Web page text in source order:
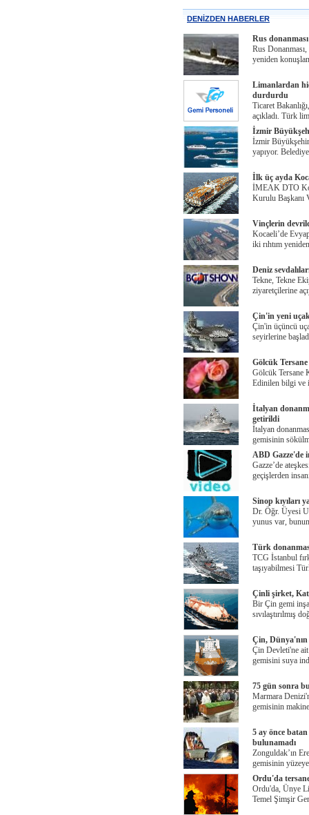
DENİZDEN HABERLER
Rus
Rus
yeniden
Limanlardan
durdurdu
Ticaret
açıkladı. Türk
İzmir
İzmir
yapıyor.
İlk üç ayda
İMEAK DTO
Kurulu Başkanı
Vinçlerin
Kocaeli’de
iki rıhtım
Deniz
Tekne, Tekne
ziyaretçilerine
Çin'in yeni
Çin'in üçüncü
seyirlerine
Gölcük Tersane
Gölcük Tersane
Edinilen bilgi
İtalyan
getirildi
İtalyan
gemisinin
ABD Gazze'de
Gazze’de
geçişlerden
Sinop kıyıları
Dr. Öğr. Üyesi
yunus var,
Türk
TCG İstanbul
taşıyabilmesi
Çinli şirket,
Bir Çin gemi
sıvılaştırılmış
Çin,
Çin Devleti'ne
gemisini suya
75 gün sonra
Marmara
gemisinin
5 ay önce
bulunamadı
Zonguldak’ın
gemisinin
Ordu'da
Ordu'da, Ünye
Temel Şimşir